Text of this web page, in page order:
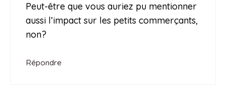
Peut-être que vous auriez pu mentionner
aussi l’impact sur les petits commerçants,
non?
Répondre